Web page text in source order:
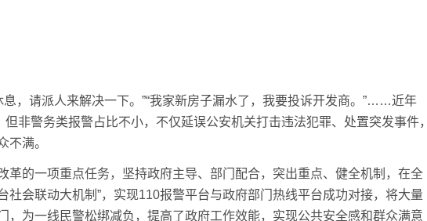
请派人来解决一下。”“我家新房子漏水了，我要投诉开发商。”……近年
非警务类报警占比不小，不仅延误公安机关打击违法犯罪、处置突发事件
不满。
的一项重点任务，坚持政府主导、部门配合，突出重点、健全机制，在全
社会联动大机制”，实现110报警平台与政府部门热线平台成功对接，将大量
，为一线民警松绑减负，提高了政府工作效能，实现公共安全感和群众满意